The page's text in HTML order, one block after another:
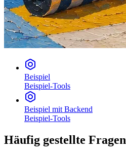
Beispiel
Beispiel-Tools
Beispiel mit Backend
Beispiel-Tools
Häufig gestellte Fragen